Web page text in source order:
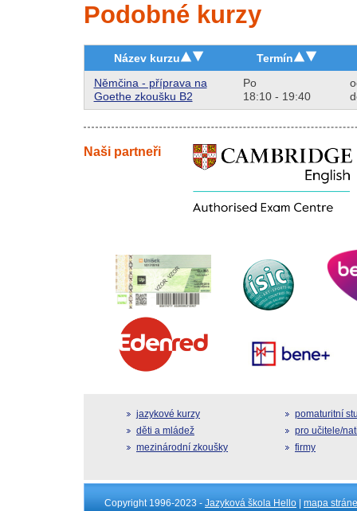
Podobné kurzy
Název kurzu
Termín
Němčina - příprava na
Goethe zkoušku B2
Po
18:10 - 19:40
Naši partneři
jazykové kurzy
děti a mládež
mezinárodní zkoušky
pomaturitní
pro učitele/
firmy
Copyright 1996-2023 - Jazyková škola Hello | mapa